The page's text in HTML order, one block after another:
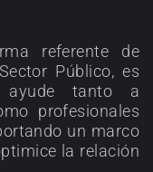
referente de
Público, es
ayude tanto a
profesionales
un marco
la relación